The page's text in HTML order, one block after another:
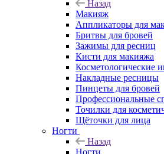
Назад
Макияж
Аппликаторы для
Бритвы для бровей
Зажимы для ресниц
Кисти для макияжа
Косметологические
Накладные ресницы
Пинцеты для бровей
Профессиональные
Точилки для
Щёточки для лица
Ногти
Назад
Ногти